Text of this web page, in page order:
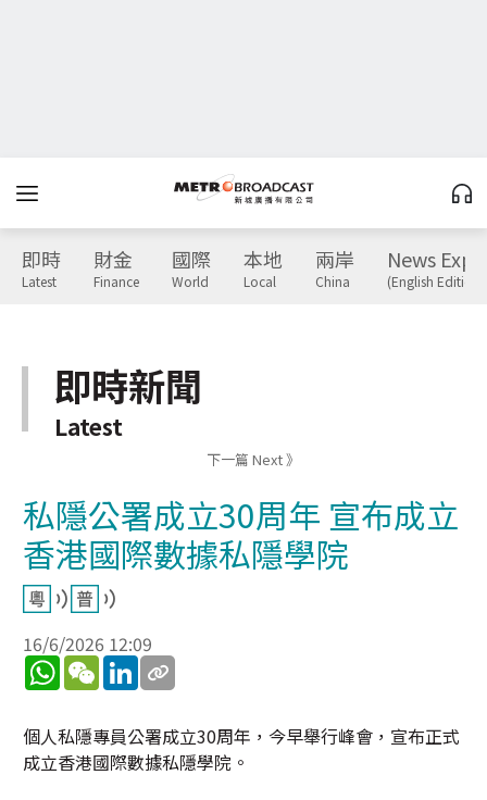
即時
Latest
財金
Finance
國際
World
本地
Local
兩岸
China
News
(English Edition)
即時新聞
Latest
下一篇 Next 》
私隱公署成立30周年 宣布成立
香港國際數據私隱學院
16/6/2026 12:09
WhatsApp
WeChatLinkedIn
個人私隱專員公署成立30周年，今早舉行峰會，宣布正式
成立香港國際數據私隱學院。